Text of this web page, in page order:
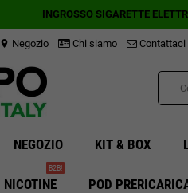
INGROSSO SIGARETTE
location_on Negozio Chi siamo Contattaci
NEGOZIO KIT & BOX
NICOTINE
B2B!
POD